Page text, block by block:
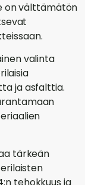
on välttämätön
valinta
ja asfalttia.
tärkeän
tehokkuus ja